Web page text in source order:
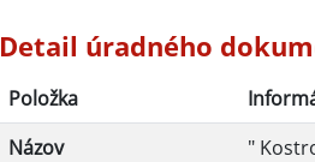
Filtrovať
Detail úradného
Položka
Názov
"